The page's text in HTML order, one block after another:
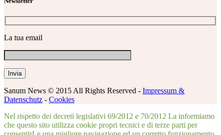
La tua email
Sanum News © 2015 All Rights Reserved - Impressum &
Datenschutz - Cookies
Nel rispetto dei decreti legislativi 69/2012 e 70/2012 La informiamo
che questo sito utilizza cookie propri tecnici e di terze parti per